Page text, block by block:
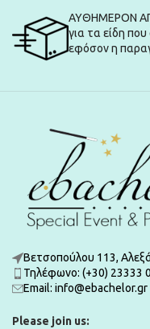
ΑΥΘΗΜΕΡΟΝ
για τα είδη
εφόσον η
Βετσοπούλου 113,
Τηλέφωνο: (+30) 23333
Εmail: info@ebachelor.gr
Please join us: